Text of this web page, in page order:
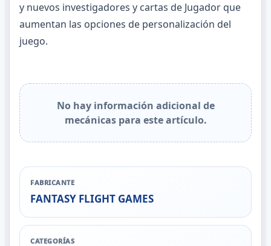
y nuevos investigadores y cartas de Jugador que
aumentan las opciones de personalización del
juego.
No hay información adicional de
mecánicas para este artículo.
FABRICANTE
FANTASY FLIGHT GAMES
CATEGORÍAS